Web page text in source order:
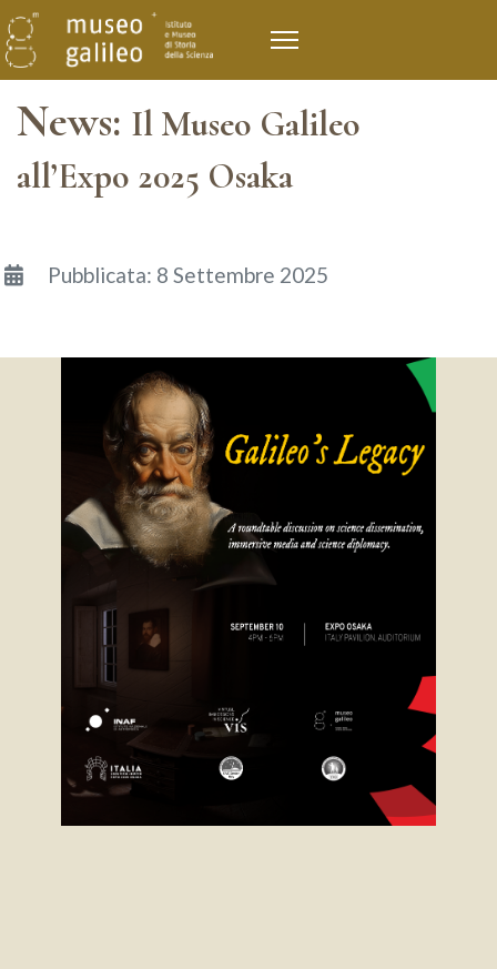
News: Il Museo Galileo
all’Expo 2025 Osaka
DettagliPubblicata: 8 Settembre 2025